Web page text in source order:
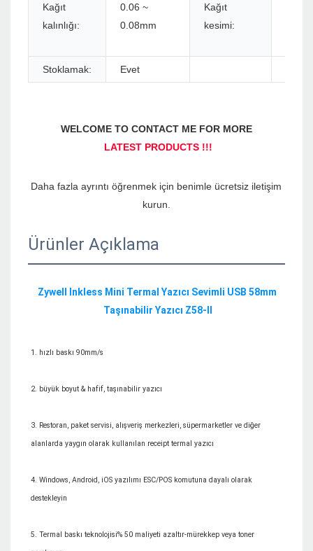
Kağıt
kalınlığı:
0.06 ~
0.08mm
Kağıt
kesimi:
Stoklamak: Evet
Daha fazla ayrıntı öğrenmek için benimle ücretsiz iletişim
Ürünler Açıklama
Zywell Inkless Mini Termal Yazıcı Sevimli USB 58mm
3. Restoran, paket servisi, alışveriş merkezleri, süpermarketler ve diğer
4. Windows, Android, iOS yazılımı ESC/POS komutuna dayalı olarak
5. Termal baskı teknolojisi% 50 maliyeti azaltır-mürekkep veya toner